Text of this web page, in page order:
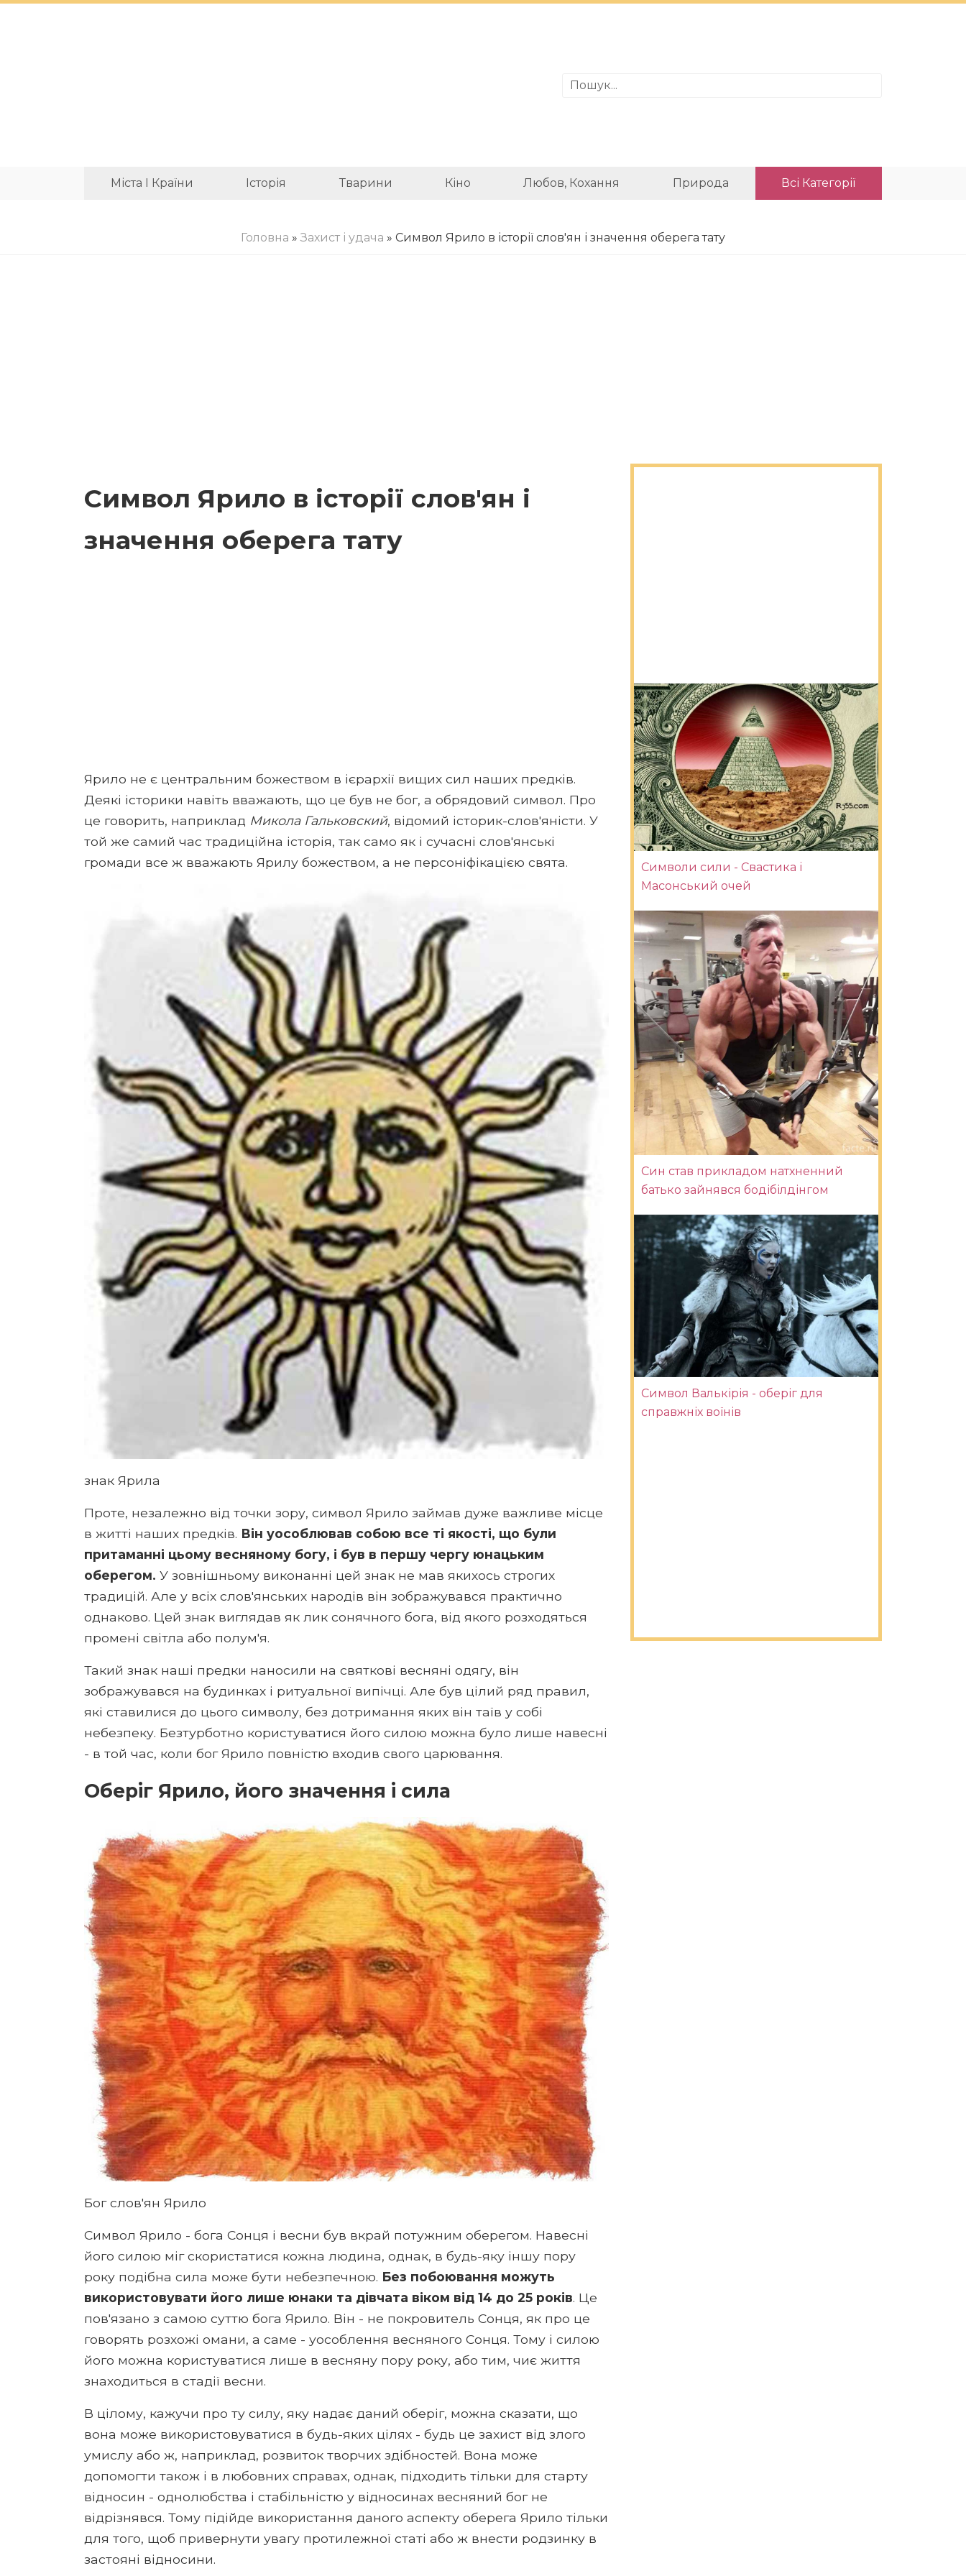
Міста І Країни Історія Тварини Кіно Любов, Кохання Природа Всі Категорії
Головна » Захист і удача » Символ Ярило в історії слов'ян і значення оберега тату
Символ Ярило в історії слов'ян і
значення оберега тату
Ярило не є центральним божеством в ієрархії вищих сил наших предків.
Деякі історики навіть вважають, що це був не бог, а обрядовий символ. Про
це говорить, наприклад Микола Гальковский, відомий історик-слов'яністи. У
той же самий час традиційна історія, так само як і сучасні слов'янські
громади все ж вважають Ярилу божеством, а не персоніфікацією свята.
знак Ярила
Проте, незалежно від точки зору, символ Ярило займав дуже важливе місце
в житті наших предків. Він уособлював собою все ті якості, що були
притаманні цьому весняному богу, і був в першу чергу юнацьким
оберегом. У зовнішньому виконанні цей знак не мав якихось строгих
традицій. Але у всіх слов'янських народів він зображувався практично
однаково. Цей знак виглядав як лик сонячного бога, від якого розходяться
промені світла або полум'я.
Такий знак наші предки наносили на святкові весняні одягу, він
зображувався на будинках і ритуальної випічці. Але був цілий ряд правил,
які ставилися до цього символу, без дотримання яких він таїв у собі
небезпеку. Безтурботно користуватися його силою можна було лише навесні
- в той час, коли бог Ярило повністю входив свого царювання.
Оберіг Ярило, його значення і сила
Бог слов'ян Ярило
Символ Ярило - бога Сонця і весни був вкрай потужним оберегом. Навесні
його силою міг скористатися кожна людина, однак, в будь-яку іншу пору
року подібна сила може бути небезпечною. Без побоювання можуть
використовувати його лише юнаки та дівчата віком від 14 до 25 років. Це
пов'язано з самою суттю бога Ярило. Він - не покровитель Сонця, як про це
говорять розхожі омани, а саме - уособлення весняного Сонця. Тому і силою
його можна користуватися лише в весняну пору року, або тим, чиє життя
знаходиться в стадії весни.
В цілому, кажучи про ту силу, яку надає даний оберіг, можна сказати, що
вона може використовуватися в будь-яких цілях - будь це захист від злого
умислу або ж, наприклад, розвиток творчих здібностей. Вона може
допомогти також і в любовних справах, однак, підходить тільки для старту
відносин - однолюбства і стабільністю у відносинах весняний бог не
відрізнявся. Тому підійде використання даного аспекту оберега Ярило тільки
для того, щоб привернути увагу протилежної статі або ж внести родзинку в
застояні відносини.
Символи сили - Свастика і
Масонський очей
Син став прикладом натхненний
батько зайнявся бодібілдінгом
Символ Валькірія - оберіг для
справжніх воїнів